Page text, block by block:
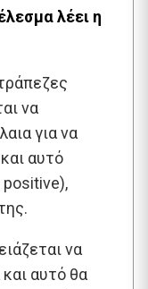
λέει η
να
για να
αυτό
positive),
να
αυτό θα